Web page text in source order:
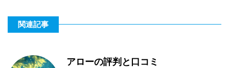
関連記事
アローの評判と口コミ